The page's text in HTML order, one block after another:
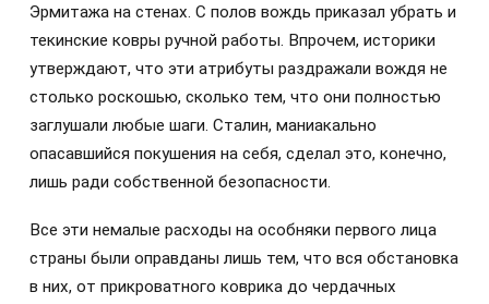
Эрмитажа на стенах. С полов вождь приказал убрать и
текинские ковры ручной работы. Впрочем, историки
утверждают, что эти атрибуты раздражали вождя не
столько роскошью, сколько тем, что они полностью
заглушали любые шаги. Сталин, маниакально
опасавшийся покушения на себя, сделал это, конечно,
лишь ради собственной безопасности.
Все эти немалые расходы на особняки первого лица
страны были оправданы лишь тем, что вся обстановка
в них, от прикроватного коврика до чердачных